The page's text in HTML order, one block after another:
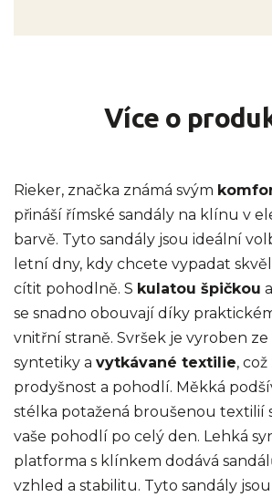
Více o
Rieker, značka známá svým
přináší římské sandály na klínu v
barvě. Tyto sandály jsou ideální
letní dny, kdy chcete vypadat
cítit pohodlně. S kulatou špičkou a
se snadno obouvají díky
vnitřní straně. Svršek je vyroben
syntetiky a vytkávané textilie,
prodyšnost a pohodlí. Měkká
stélka potažená broušenou textilií
vaše pohodlí po celý den. Lehká
platforma s klínkem dodává
vzhled a stabilitu. Tyto sandály